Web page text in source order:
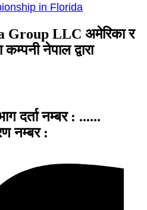
in Florida
Group LLC अमेरिका र
नेपाल द्वारा
दर्ता नम्बर : ......
नम्बर :